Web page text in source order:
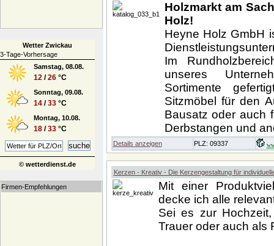
Wetter Zwickau
3-Tage-Vorhersage
Samstag, 08.08.
12 /26 °C
Sonntag, 09.08.
14 /33 °C
Montag, 10.08.
18 /33 °C
© wetterdienst.de
Firmen-Empfehlungen
Holzmarkt am
Holz!
Heyne Holz GmbH
Im
unseres
Sortimente
Sitzmöbel für den
Bausatz oder auch
Derbstangen und
Details anzeigen PLZ: 09337
Kerzen - Kreativ - Die Kerzengestaltung für
Mit einer
decke ich alle
Sei es zur
Trauer oder auch als